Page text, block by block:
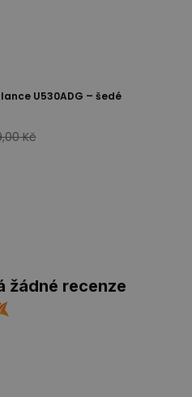
U530ADG – šedé
Kč
žádné recenze